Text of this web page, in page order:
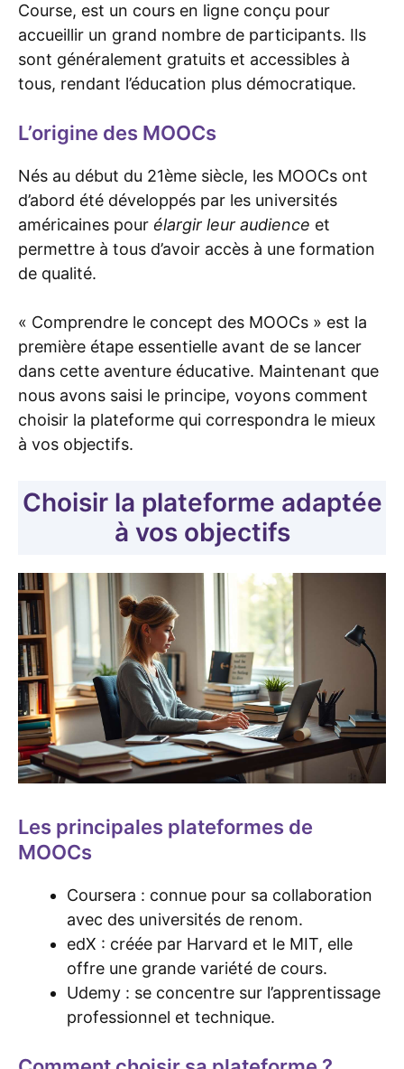
Course, est un cours en ligne conçu pour
accueillir un grand nombre de participants. Ils
sont généralement gratuits et accessibles à
tous, rendant l’éducation plus démocratique.
L’origine des MOOCs
Nés au début du 21ème siècle, les MOOCs ont
d’abord été développés par les universités
américaines pour élargir leur audience et
permettre à tous d’avoir accès à une formation
de qualité.
« Comprendre le concept des MOOCs » est la
première étape essentielle avant de se lancer
dans cette aventure éducative. Maintenant que
nous avons saisi le principe, voyons comment
choisir la plateforme qui correspondra le mieux
à vos objectifs.
Choisir la plateforme adaptée
à vos objectifs
Les principales plateformes de
MOOCs
Coursera : connue pour sa collaboration
avec des universités de renom.
edX : créée par Harvard et le MIT, elle
offre une grande variété de cours.
Udemy : se concentre sur l’apprentissage
professionnel et technique.